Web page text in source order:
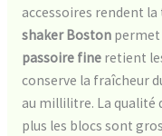
accessoires rendent
shaker Bostonpermet
passoire fineretient
conserve la fraîcheur
au millilitre. La qualité
plus les blocs sont